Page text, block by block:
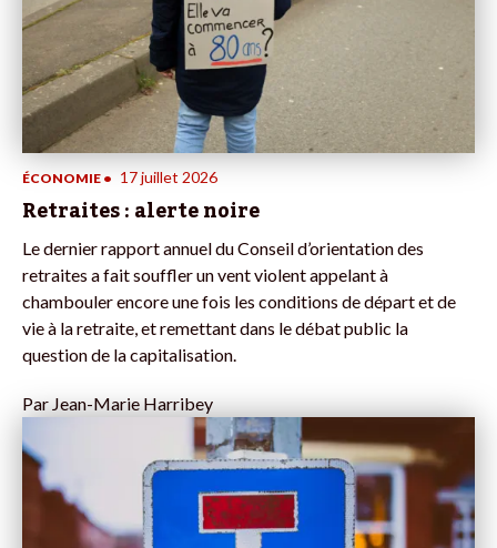
ÉCONOMIE • 17 juillet 2026
Retraites : alerte noire
Le dernier rapport annuel du Conseil d’orientation des
retraites a fait souffler un vent violent appelant à
chambouler encore une fois les conditions de départ et de
vie à la retraite, et remettant dans le débat public la
question de la capitalisation.
Par Jean-Marie Harribey